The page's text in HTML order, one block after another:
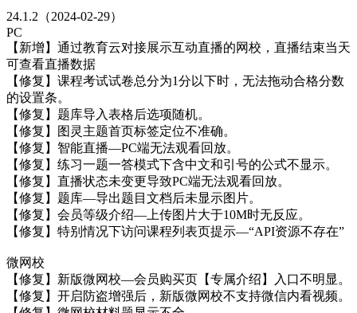
24.1.2（2024-02-29）
PC
【新增】通过教育云对接展示互动直播的网校，直播结束当天
可查看直播数据
【修复】课程考试试卷总分为1分以下时，无法拖动合格分数
的设置条。
【修复】题库导入表格后选项随机。
【修复】图灵主题首页标签定位不准确。
【修复】智能直播—PC端无法观看回放。
【修复】练习一题一答模式下含中文和引号的公式不显示。
【修复】直播状态未变更导致PC端无法观看回放。
【修复】题库—导出题目文档后未显示图片。
【修复】会员等级介绍—上传图片大于10M时无反应。
【修复】特别情况下访问课程列表页提示—“API资源不存在”
微网校
【修复】新版微网校—会员购买页【专属介绍】入口不明显。
【修复】开启防盗增强后，新版微网校不支持微信内看视频。